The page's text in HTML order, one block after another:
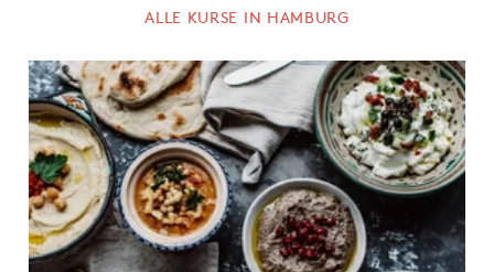
ALLE KURSE IN HAMBURG